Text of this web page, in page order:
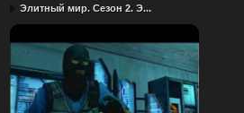
Элитный мир. Сезон 2. Э...